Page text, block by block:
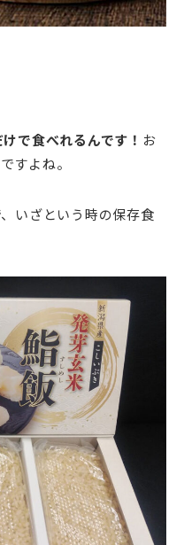
で食べれるんです！ お
すよね。
いざという時の保存食